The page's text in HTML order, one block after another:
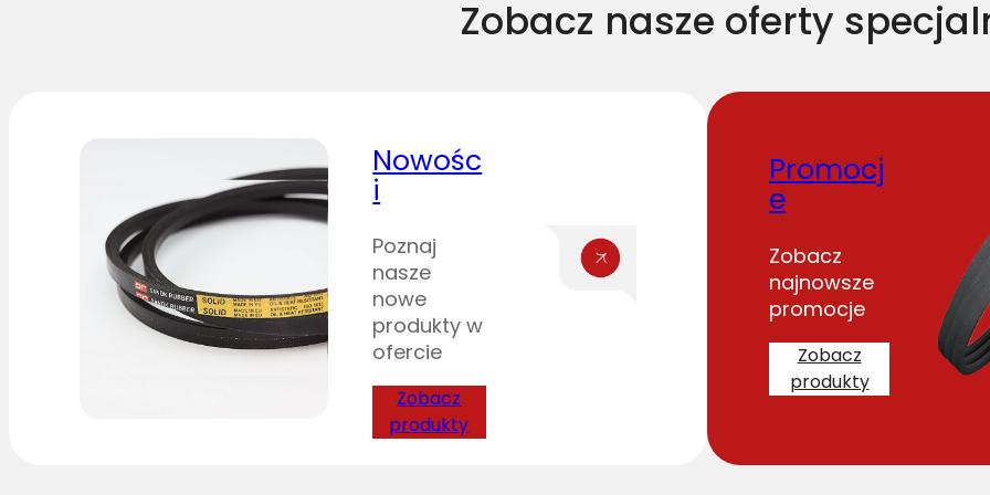
Zobacz nasze oferty
Nowośc
i
Poznaj
nasze
nowe
produkty w
ofercie
Zobacz
produkty
Promocj
e
Zobacz
najnowsze
promocje
Zobacz
produkty